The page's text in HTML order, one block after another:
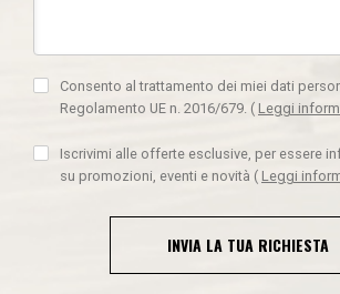
Consento al trattamento dei miei dati
Regolamento UE n. 2016/679. ( Leggi
Iscrivimi alle offerte esclusive, per essere
su promozioni, eventi e novità ( Leggi
INVIA LA TUA RICHIESTA